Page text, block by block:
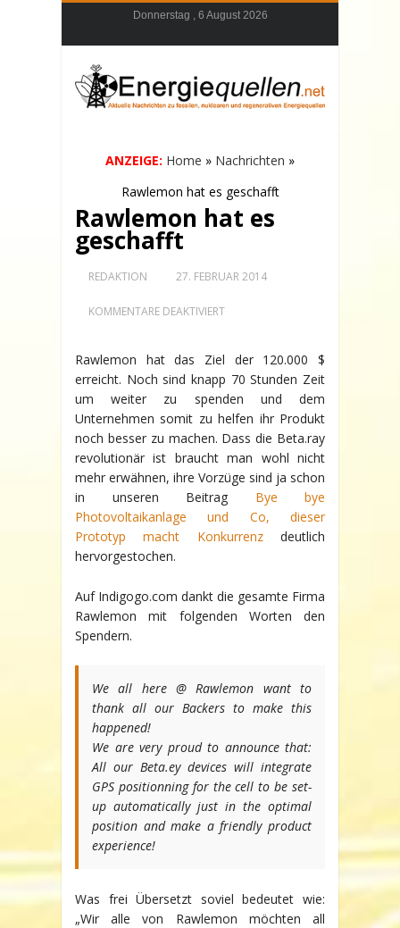
Donnerstag , 6 August 2026
ANZEIGE: Home » Nachrichten »
Rawlemon hat es geschafft
Rawlemon hat es
geschafft
REDAKTION 27. FEBRUAR 2014
KOMMENTARE DEAKTIVIERTFÜR
GESCHAFFT
Rawlemon hat das Ziel der 120.000 $
erreicht. Noch sind knapp 70 Stunden Zeit
um weiter zu spenden und dem
Unternehmen somit zu helfen ihr Produkt
noch besser zu machen. Dass die Beta.ray
revolutionär ist braucht man wohl nicht
mehr erwähnen, ihre Vorzüge sind ja schon
in unseren Beitrag Bye bye
Photovoltaikanlage und Co, dieser
Prototyp macht Konkurrenzdeutlich
hervorgestochen.
Auf Indigogo.com dankt die gesamte Firma
Rawlemon mit folgenden Worten den
Spendern.
We all here @ Rawlemon want to
thank all our Backers to make this
happened!
We are very proud to announce that:
All our Beta.ey devices will integrate
GPS positionning for the cell to be set-
up automatically just in the optimal
position and make a friendly product
experience!
Was frei Übersetzt soviel bedeutet wie:
„Wir alle von Rawlemon möchten all